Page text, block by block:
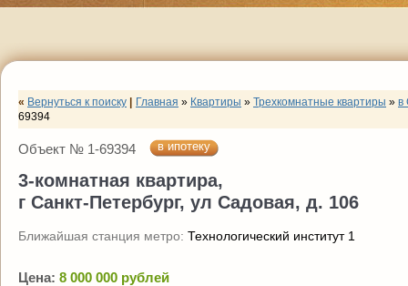
« Вернуться к поиску Главная » Квартиры » Трехкомнатные квартиры » в
69394
Объект № 1-69394 в ипотеку
3-комнатная квартира,
г Санкт-Петербург, ул Садовая, д. 106
Ближайшая станция метро: Технологический институт 1
Цена: 8 000 000 рублей